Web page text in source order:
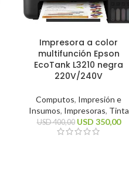
Impresora a color
multifunción Epson
EcoTank L3210 negra
220V/240V
Computos, Impresión e
Insumos, Impresoras, Tinta
USD400,00 USD 350,00